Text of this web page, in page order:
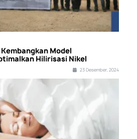
Model
Hilirisasi Nikel
23 Desember, 2024